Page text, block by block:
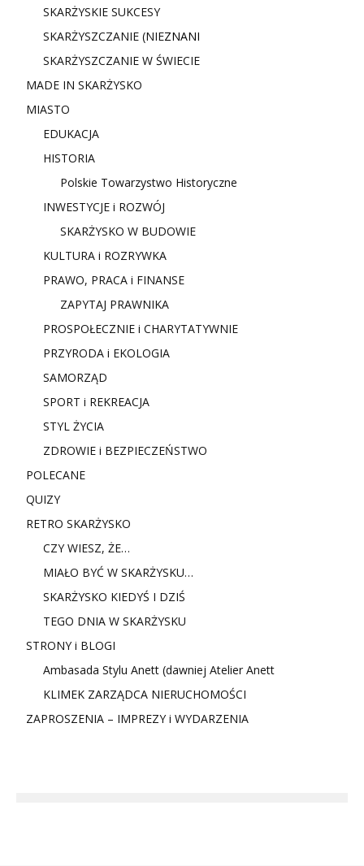
SKARŻYSKIE SUKCESY
SKARŻYSZCZANIE (NIEZNANI
SKARŻYSZCZANIE W ŚWIECIE
MADE IN SKARŻYSKO
MIASTO
EDUKACJA
HISTORIA
Polskie Towarzystwo Historyczne
INWESTYCJE i ROZWÓJ
SKARŻYSKO W BUDOWIE
KULTURA i ROZRYWKA
PRAWO, PRACA i FINANSE
ZAPYTAJ PRAWNIKA
PROSPOŁECZNIE i CHARYTATYWNIE
PRZYRODA i EKOLOGIA
SAMORZĄD
SPORT i REKREACJA
STYL ŻYCIA
ZDROWIE i BEZPIECZEŃSTWO
POLECANE
QUIZY
RETRO SKARŻYSKO
CZY WIESZ, ŻE…
MIAŁO BYĆ W SKARŻYSKU…
SKARŻYSKO KIEDYŚ I DZIŚ
TEGO DNIA W SKARŻYSKU
STRONY i BLOGI
Ambasada Stylu Anett (dawniej Atelier Anett
KLIMEK ZARZĄDCA NIERUCHOMOŚCI
ZAPROSZENIA – IMPREZY i WYDARZENIA